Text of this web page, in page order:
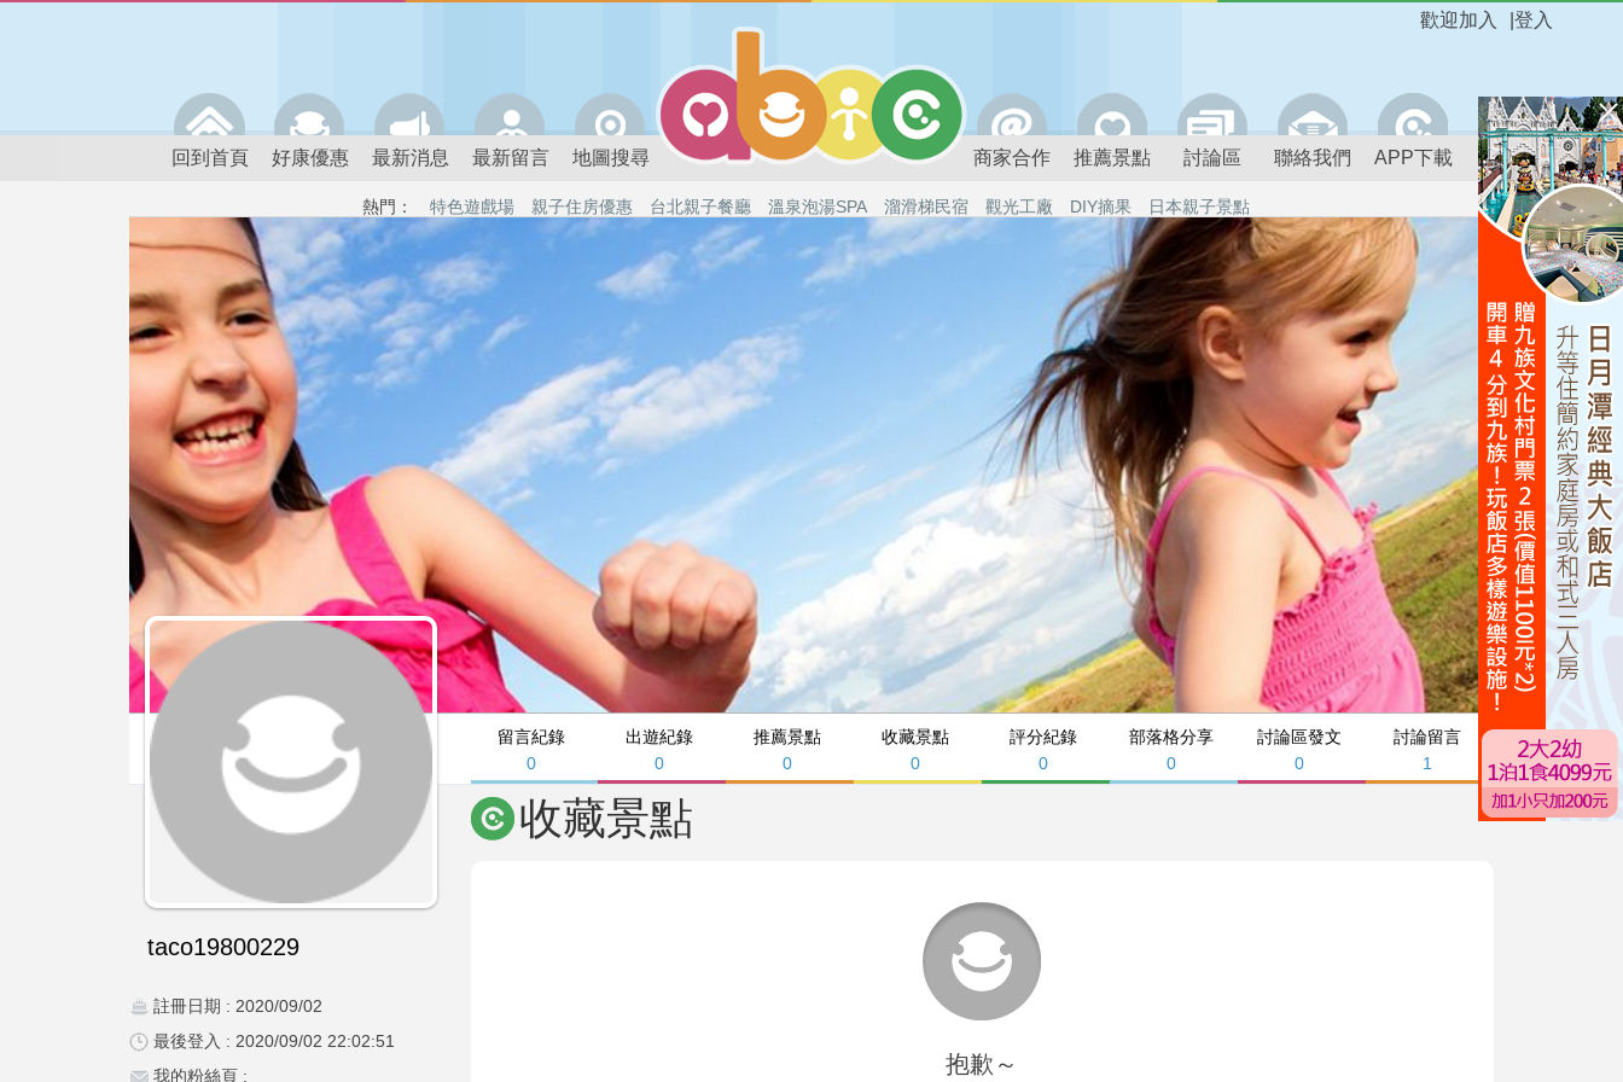
登入
歡迎加入
回到首頁 好康優惠 最新消息 最新留言 地圖搜尋 商家合作 推薦景點 討論區 聯絡我們 APP下載
熱門： 特色遊戲場 親子住房優惠 台北親子餐廳 溫泉泡湯SPA 溜滑梯民宿 觀光工廠 DIY摘果 日本親子景點
留言紀錄
0
出遊紀錄
0
推薦景點
0
收藏景點
0
評分紀錄
0
部落格分享
0
討論區發文
0
討論留言
1
taco19800229
註冊日期 : 2020/09/02
最後登入 : 2020/09/02 22:02:51
我的粉絲頁 :
收藏景點
抱歉～